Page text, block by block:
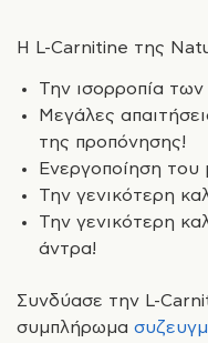
Η L-Carnitine της
Την ισορροπία των
Μεγάλες
της προπόνησης!
Ενεργοποίηση του
Την γενικότερη
Την γενικότερη
άντρα!
Συνδύασε την L-
συμπλήρωμα